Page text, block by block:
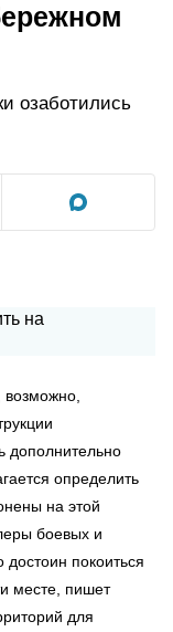
озаботились
дополнительно
определить
на этой
боевых и
достоин покоиться
месте, пишет
для